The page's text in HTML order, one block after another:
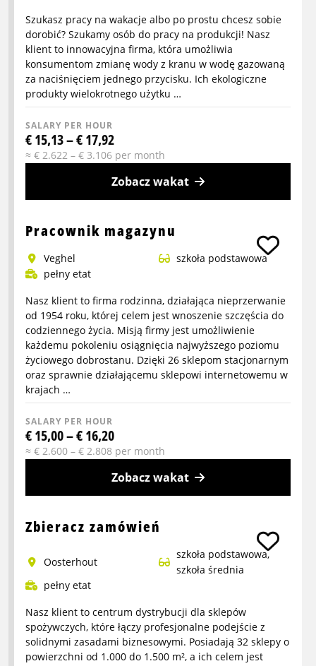
Szukasz pracy na wakacje albo po prostu chcesz sobie
dorobić? Szukamy osób do pracy na produkcji! Nasz
klient to innowacyjna firma, która umożliwia
konsumentom zmianę wody z kranu w wodę gazowaną
za naciśnięciem jednego przycisku. Ich ekologiczne
produkty wielokrotnego użytku …
SALARY PER HOUR
€ 15,13 – € 17,92
≈ € 2.622 – € 3.106 per month
Zobacz wakat
info
Pracownik
produkcyjny
-
praca
na
wakacje!
Pracownik magazynu
Veghel
szkoła podstawowa
pełny etat
Nasz klient to firma rodzinna, działająca nieprzerwanie
od 1954 roku, której celem jest wnoszenie szczęścia do
codziennego życia. Misją firmy jest umożliwienie
każdemu pokoleniu osiągnięcia najwyższego poziomu
życiowego dobrostanu. Dzięki 26 sklepom stacjonarnym
oraz sprawnie działającemu sklepowi internetowemu w
krajach …
SALARY PER HOUR
€ 15,00 – € 16,20
≈ € 2.600 – € 2.808 per month
Zobacz wakat
info
Pracownik
Zbieracz zamówień
Oosterhout
szkoła podstawowa,
szkoła średnia
pełny etat
Nasz klient to centrum dystrybucji dla sklepów
spożywczych, które łączy profesjonalne podejście z
solidnymi zasadami biznesowymi. Posiadają 32 sklepy o
powierzchni od 1.000 do 1.500 m², a ich celem jest